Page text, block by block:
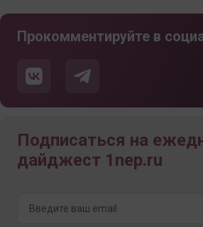
Прокомментируйте в
Подписаться на
дайджест 1nep.ru